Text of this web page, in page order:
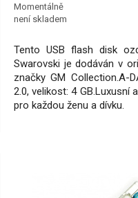
Momentálně
není skladem
Tento USB flash disk
Swarovski je dodáván v
značky GM Collection.A-
2.0, velikost: 4 GB.Luxusní
pro každou ženu a dívku.